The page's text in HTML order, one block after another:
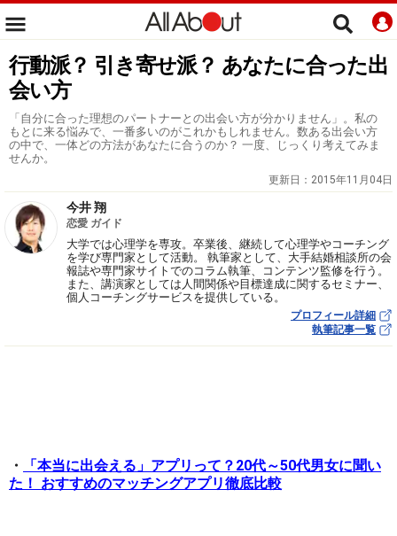
行動派？ 引き寄せ派？ あなたに合った出
会い方
「自分に合った理想のパートナーとの出会い方が分かりません」。私の
もとに来る悩みで、一番多いのがこれかもしれません。数ある出会い方
の中で、一体どの方法があなたに合うのか？ 一度、じっくり考えてみま
せんか。
更新日： 2015年11月04日
今井 翔
恋愛 ガイド
大学では心理学を専攻。卒業後、継続して心理学やコーチング
を学び専門家として活動。 執筆家として、大手結婚相談所の会
報誌や専門家サイトでのコラム執筆、コンテンツ監修を行う。
また、講演家としては人間関係や目標達成に関するセミナー、
個人コーチングサービスを提供している。
プロフィール詳細
執筆記事一覧
・
「本当に出会える」アプリって？20代～50代男女に聞い
た！ おすすめのマッチングアプリ徹底比較